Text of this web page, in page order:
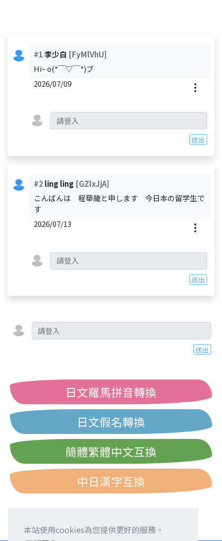
本站使用cookies為您提供更好的服務。
#1李少白 [FyMlVhU]
Hi~ o(*￣▽￣*)ブ
2026/07/09
送出
#2 ling ling [GZlxJjA]
こんばんは 程華龍と申します 今日本の留学生で
す
2026/07/13
送出
送出
日文羅馬拼音轉換
日文假名轉換
簡體繁體中文互換
中日漢字互換